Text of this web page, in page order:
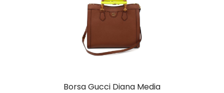
Borsa Gucci Diana Media